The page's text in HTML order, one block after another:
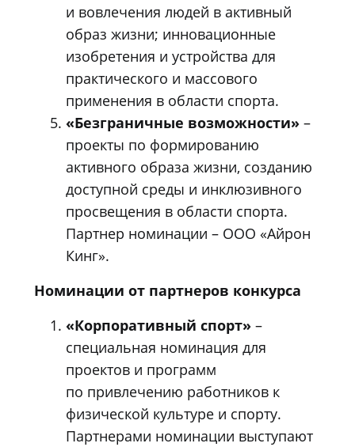
и вовлечения людей в активный
образ жизни; инновационные
изобретения и устройства для
практического и массового
применения в области спорта.
«Безграничные возможности» –
проекты по формированию
активного образа жизни, созданию
доступной среды и инклюзивного
просвещения в области спорта.
Партнер номинации – ООО «Айрон
Кинг».
Номинации от партнеров конкурса
«Корпоративный спорт» –
специальная номинация для
проектов и программ
по привлечению работников к
физической культуре и спорту.
Партнерами номинации выступают